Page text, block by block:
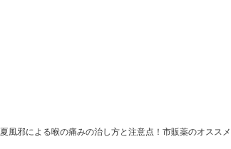
夏風邪による喉の痛みの治し方と注意点！市販薬のオスス